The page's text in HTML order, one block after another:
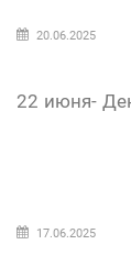
20.06.2025
22 июня-
17.06.2025